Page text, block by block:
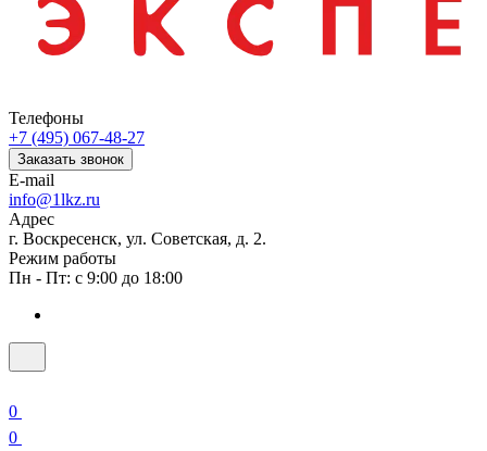
Телефоны
+7 (495) 067-48-27
Заказать звонок
E-mail
info@1lkz.ru
Адрес
г. Воскресенск, ул. Советская, д. 2.
Режим работы
Пн - Пт: с 9:00 до 18:00
0
0